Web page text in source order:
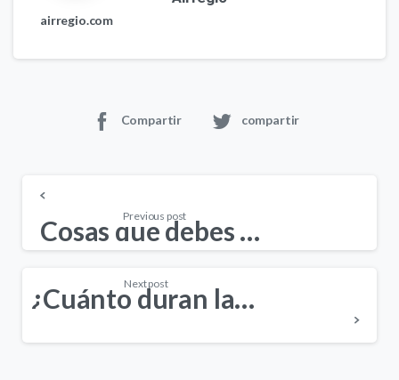
airregio.com
Compartir compartir
Reading
Previous post Cosas que debes de tomar en cuenta antes de impermeabilizar
Next post ¿Cuánto duran las placas de poliuretano?